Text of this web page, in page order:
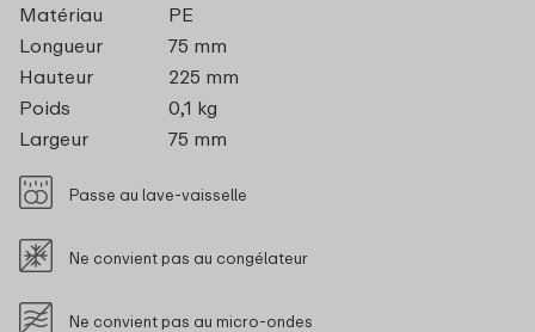
Matériau
PE
Longueur
75 mm
Hauteur
225 mm
Poids
0,1 kg
Largeur
75 mm
Passe au lave-vaisselle
Ne convient pas au congélateur
Ne convient pas au micro-ondes